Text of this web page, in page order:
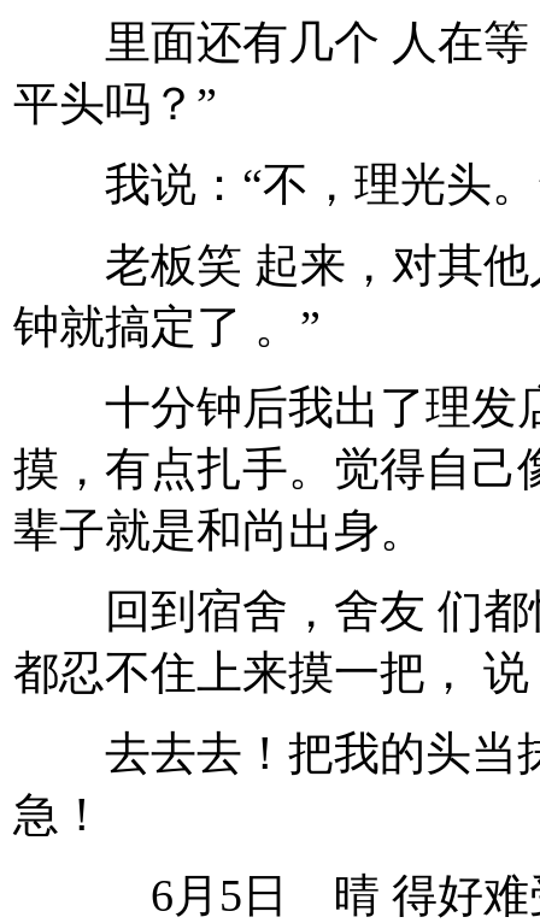
里面还有几个 人在等
平头吗？”
我说：“不，理光头。
老板笑 起来，对其他
钟就搞定了 。”
十分钟后我出了理发
摸，有点扎手。觉得自己
辈子就是和尚出身。
回到宿舍，舍友 们都
都忍不住上来摸一把，
去去去！把我的头当
急！
6月5日 晴 得好难